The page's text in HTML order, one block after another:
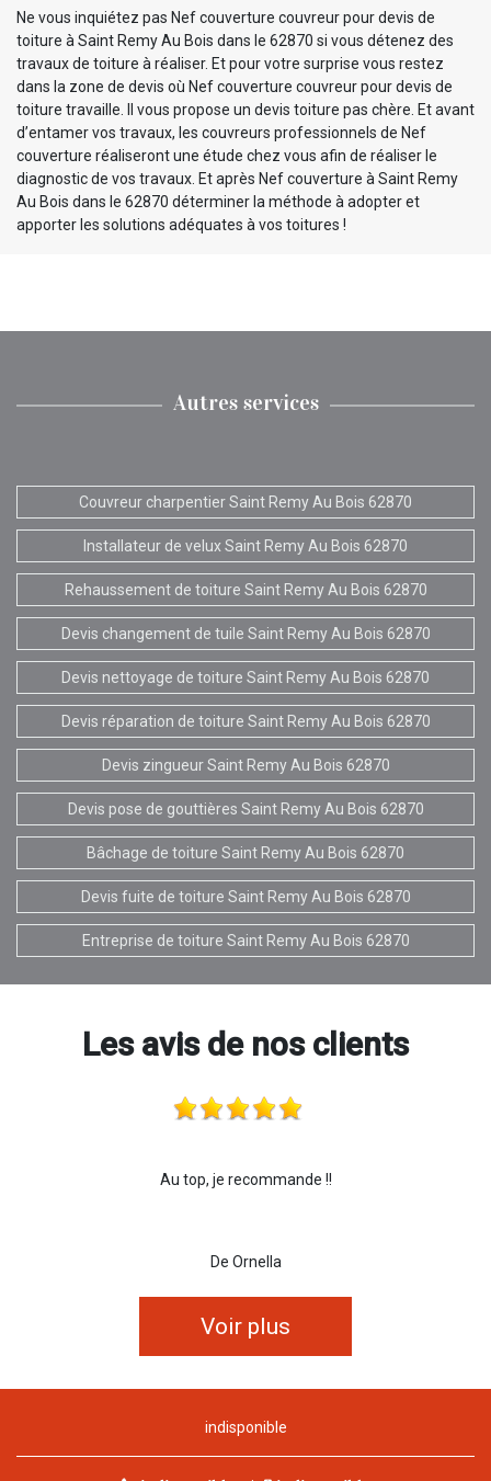
Ne vous inquiétez pas Nef couverture couvreur pour devis de
toiture à Saint Remy Au Bois dans le 62870 si vous détenez des
travaux de toiture à réaliser. Et pour votre surprise vous restez
dans la zone de devis où Nef couverture couvreur pour devis de
toiture travaille. Il vous propose un devis toiture pas chère. Et avant
d’entamer vos travaux, les couvreurs professionnels de Nef
couverture réaliseront une étude chez vous afin de réaliser le
diagnostic de vos travaux. Et après Nef couverture à Saint Remy
Au Bois dans le 62870 déterminer la méthode à adopter et
apporter les solutions adéquates à vos toitures !
Autres services
Couvreur charpentier Saint Remy Au Bois 62870
Installateur de velux Saint Remy Au Bois 62870
Rehaussement de toiture Saint Remy Au Bois 62870
Devis changement de tuile Saint Remy Au Bois 62870
Devis nettoyage de toiture Saint Remy Au Bois 62870
Devis réparation de toiture Saint Remy Au Bois 62870
Devis zingueur Saint Remy Au Bois 62870
Devis pose de gouttières Saint Remy Au Bois 62870
Bâchage de toiture Saint Remy Au Bois 62870
Devis fuite de toiture Saint Remy Au Bois 62870
Entreprise de toiture Saint Remy Au Bois 62870
Les avis de nos clients
Au top, je recommande !!
De Ornella
Voir plus
indisponible